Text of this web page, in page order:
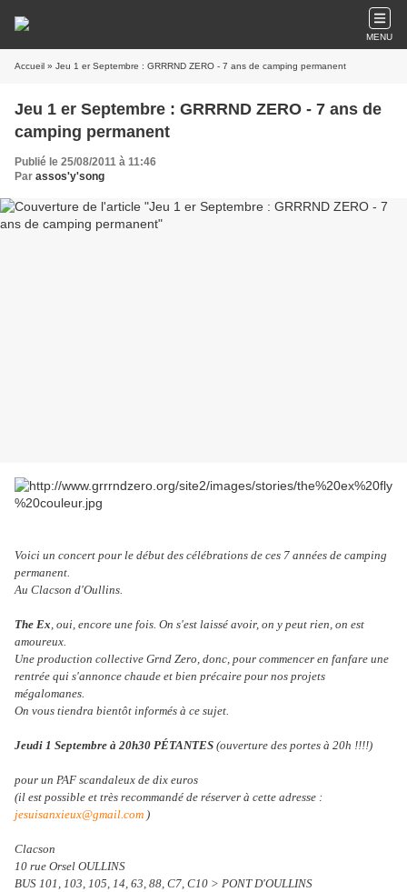
MENU
Accueil » Jeu 1 er Septembre : GRRRND ZERO - 7 ans de camping permanent
Jeu 1 er Septembre : GRRRND ZERO - 7 ans de
camping permanent
Publié le 25/08/2011 à 11:46
Par assos'y'song
Voici un concert pour le début des célébrations de ces 7 années de camping
permanent.
Au Clacson d'Oullins.
The Ex, oui, encore une fois. On s'est laissé avoir, on y peut rien, on est
amoureux.
Une production collective Grnd Zero, donc, pour commencer en fanfare une
rentrée qui s'annonce chaude et bien précaire pour nos projets
mégalomanes.
On vous tiendra bientôt informés à ce sujet.
Jeudi 1 Septembre à 20h30 PÉTANTES (ouverture des portes à 20h !!!!)
pour un PAF scandaleux de dix euros
(il est possible et très recommandé de réserver à cette adresse :
jesuisanxieux@gmail.com )
Clacson
10 rue Orsel OULLINS
BUS 101, 103, 105, 14, 63, 88, C7, C10 > PONT D'OULLINS